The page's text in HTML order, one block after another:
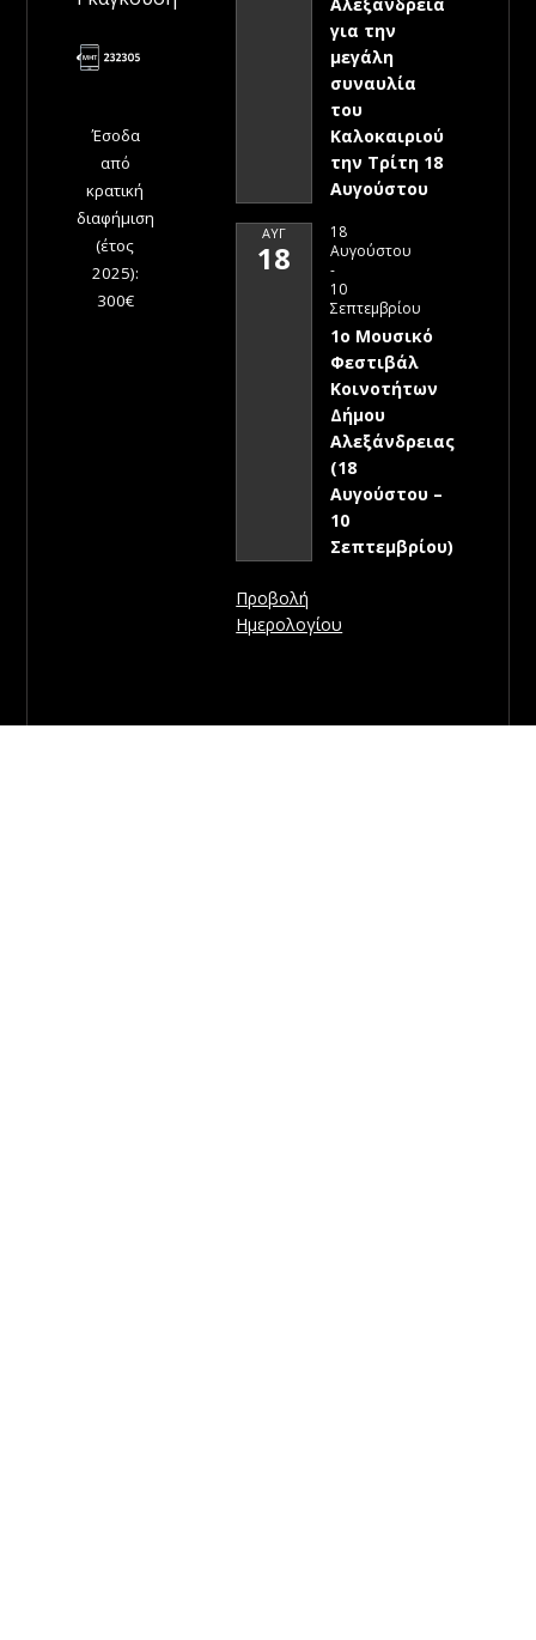
Έσοδα
από
κρατική
διαφήμιση
(έτος
2025):
300€
για την
μεγάλη
συναυλία
του
Καλοκαιριού
την Τρίτη 18
Αυγούστου
ΑΥΓ
18
18
Αυγούστου
-
10
Σεπτεμβρίου
1ο Μουσικό
Φεστιβάλ
Κοινοτήτων
Δήμου
Αλεξάνδρειας
(18
Αυγούστου –
10
Σεπτεμβρίου)